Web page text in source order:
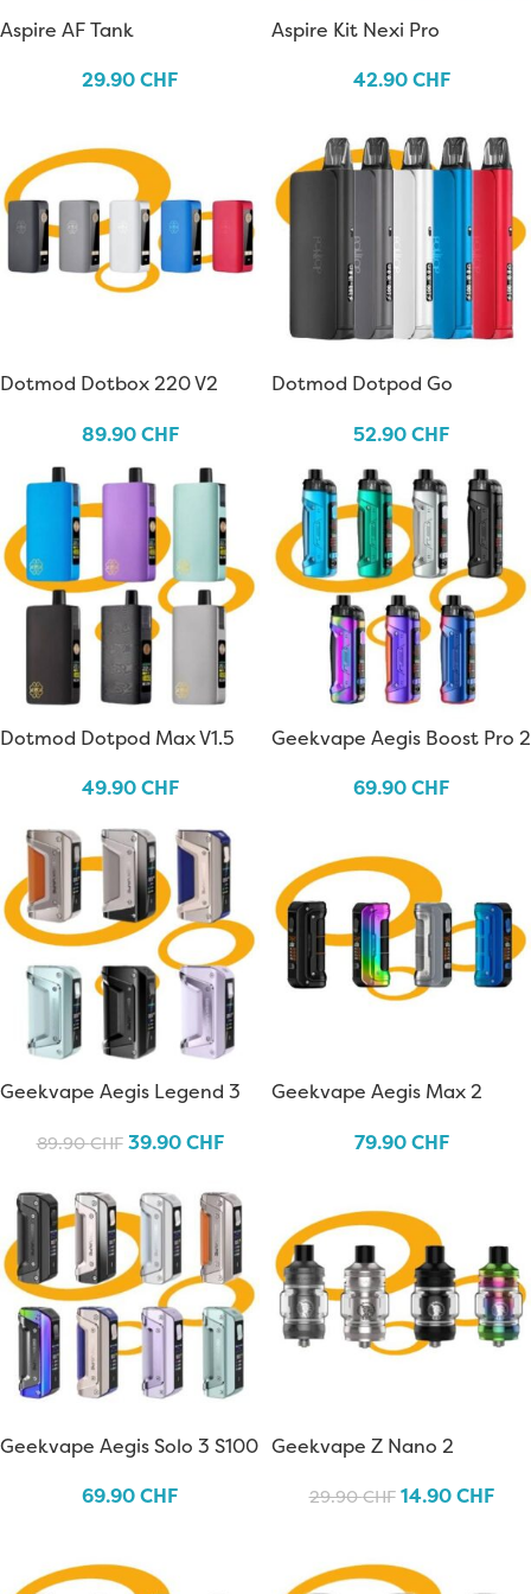
Aspire AF Tank
29.90CHF
Aspire Kit Nexi Pro
42.90CHF
Dotmod Dotbox 220 V2
89.90CHF
Dotmod Dotpod Go
52.90CHF
Dotmod Dotpod Max V1.5
49.90CHF
Geekvape Aegis Boost Pro 2
69.90CHF
Geekvape Aegis Legend 3
89.90CHF 39.90CHF
Geekvape Aegis Max 2
79.90CHF
Geekvape Aegis Solo 3 S100
69.90CHF
Geekvape Z Nano 2
29.90CHF 14.90CHF